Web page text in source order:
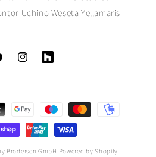
Uchino Weseta Yellamaris
Instagram
Tumblr
Brodersen GmbH Powered by Shopify